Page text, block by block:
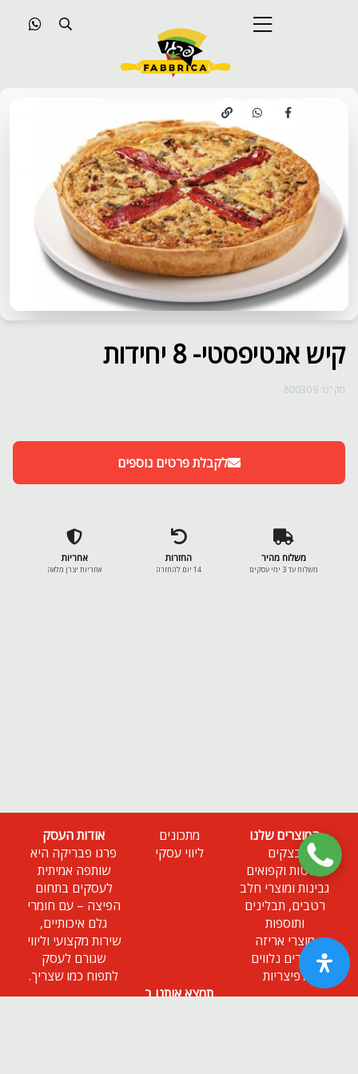
קיש אנטיפסטי- 8 יחידות
מק"ט: 800309
לקבלת פרטים נוספים
משלוח מהיר
משלוח עד 3 ימי עסקים
החזרות
14 יום להחזרה
אחריות
אחריות יצרן מלאה
המוצרים שלנו
בצקים
פסטות וקפואים
גבינות ומוצרי חלב
רטבים, תבלינים
ותוספות
מוצרי אריזה
מוצרים נלווים
לפיצריות
מתכונים
ליווי עסקי
אודות העסק
פרגו פבריקה היא
שותפה אמיתית
לעסקים בתחום
הפיצה – עם חומרי
גלם איכותיים,
שירות מקצועי וליווי
שגורם לעסק
לתפוח כמו שצריך.
תמצא אותנו ב